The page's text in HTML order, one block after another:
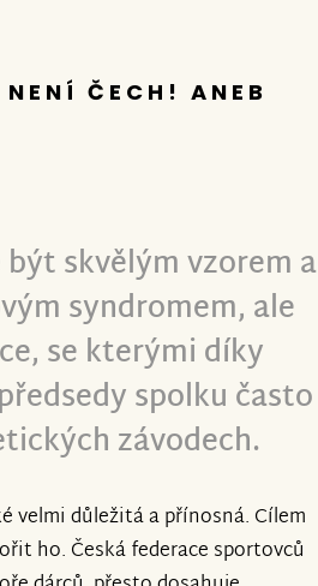
ČECH! ANEB
skvělým vzorem a
syndromem, ale
se kterými díky
spolku často
závodech.
velmi důležitá a přínosná. Cílem
ho. Česká federace sportovců